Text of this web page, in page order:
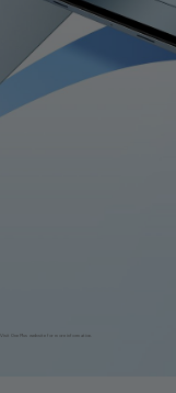
Visit OnePlus website for more information.